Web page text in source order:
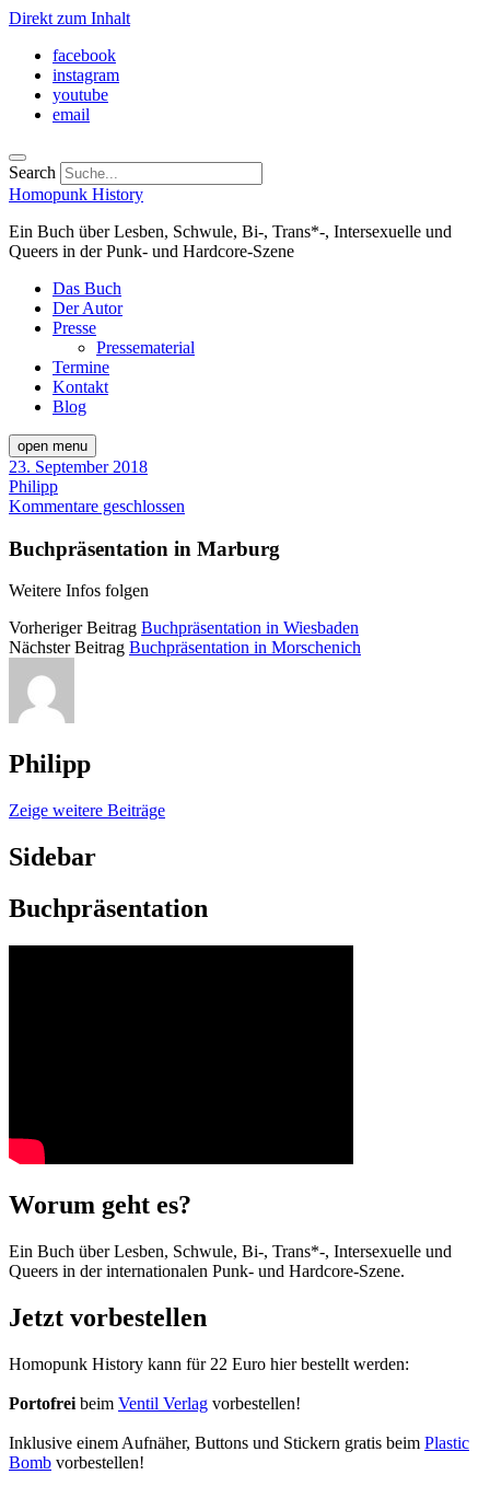
Direkt zum Inhalt
facebook
instagram
youtube
email
Search
Homopunk History
Ein Buch über Lesben, Schwule, Bi-, Trans*-, Intersexuelle und
Queers in der Punk- und Hardcore-Szene
Das Buch
Der Autor
Presse
Pressematerial
Termine
Kontakt
Blog
open menu
23. September 2018
Philipp
Kommentare geschlossen
Buchpräsentation in Marburg
Weitere Infos folgen
Vorheriger Beitrag Buchpräsentation in Wiesbaden
Nächster Beitrag Buchpräsentation in Morschenich
Philipp
Zeige weitere Beiträge
Sidebar
Buchpräsentation
Worum geht es?
Ein Buch über Lesben, Schwule, Bi-, Trans*-, Intersexuelle und
Queers in der internationalen Punk- und Hardcore-Szene.
Jetzt vorbestellen
Homopunk History kann für 22 Euro hier bestellt werden:
Portofrei beim Ventil Verlag vorbestellen!
Inklusive einem Aufnäher, Buttons und Stickern gratis beim Plastic
Bomb vorbestellen!